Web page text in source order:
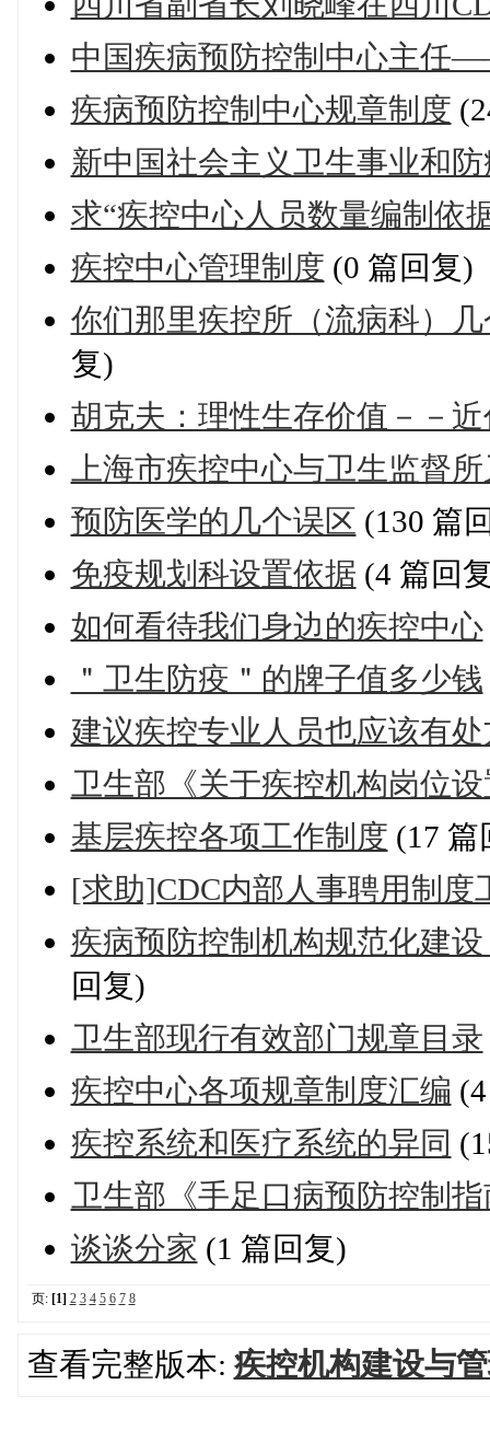
中国疾病预防控制中心主任
疾病预防控制中心规章制度
新中国社会主义卫生事业和
求“疾控中心人员数量编制依
疾控中心管理制度 (0 篇回复)
你们那里疾控所（流病科）
复)
胡克夫：理性生存价值－－
上海市疾控中心与卫生监督
预防医学的几个误区 (130 篇
免疫规划科设置依据 (4 篇回
如何看待我们身边的疾控中心
＂卫生防疫＂的牌子值多少钱
建议疾控专业人员也应该有
卫生部《关于疾控机构岗位
基层疾控各项工作制度 (17 篇
[求助]CDC内部人事聘用制
疾病预防控制机构规范化建
回复)
卫生部现行有效部门规章目录
疾控中心各项规章制度汇编
疾控系统和医疗系统的异同
卫生部《手足口病预防控制
谈谈分家 (1 篇回复)
页: [1] 2 3 4 5 6 7 8
查看完整版本: 疾控机构建设与